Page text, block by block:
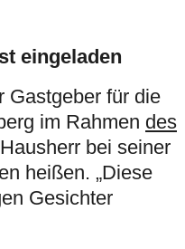
eingeladen
Gastgeber für die
im Rahmen des
bei seiner
heißen. „Diese
Gesichter